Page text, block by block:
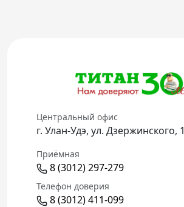
Центральный офис
г. Улан-Удэ, ул. Дзержинского, 1
Приёмная
8 (3012) 297-279
Телефон доверия
8 (3012) 411-099